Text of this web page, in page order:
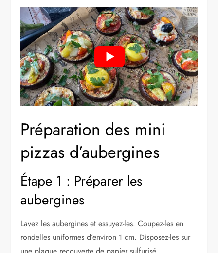
Préparation des mini
pizzas d’aubergines
Étape 1 : Préparer les
aubergines
Lavez les aubergines et essuyez-les. Coupez-les en
rondelles uniformes d’environ 1 cm. Disposez-les sur